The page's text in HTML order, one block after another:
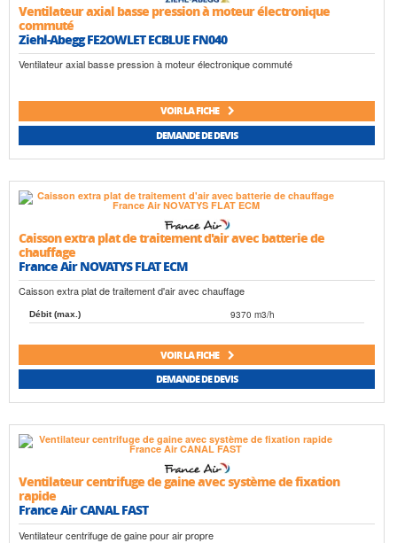
Ventilateur axial basse pression à moteur électronique
commuté
Ziehl-Abegg FE2OWLET ECBLUE FN040
Ventilateur axial basse pression à moteur électronique commuté
VOIR LA FICHE
DEMANDE DE DEVIS
Caisson extra plat de traitement d'air avec batterie de
chauffage
France Air NOVATYS FLAT ECM
Caisson extra plat de traitement d'air avec chauffage
Débit (max.) 9370 m3/h
VOIR LA FICHE
DEMANDE DE DEVIS
Ventilateur centrifuge de gaine avec système de fixation
rapide
France Air CANAL FAST
Ventilateur centrifuge de gaine pour air propre